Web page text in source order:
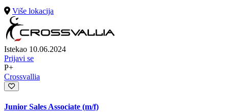
Više lokacija
Istekao 10.06.2024
Prijavi se
P+
Crossvallia
Junior Sales Associate (m/f)